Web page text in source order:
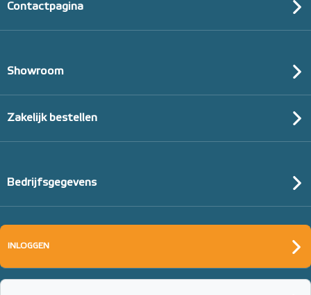
Contactpagina
Showroom
Zakelijk bestellen
Bedrijfsgegevens
INLOGGEN